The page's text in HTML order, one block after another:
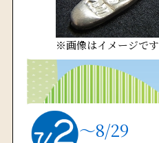
※画像はイメージです
～8/29